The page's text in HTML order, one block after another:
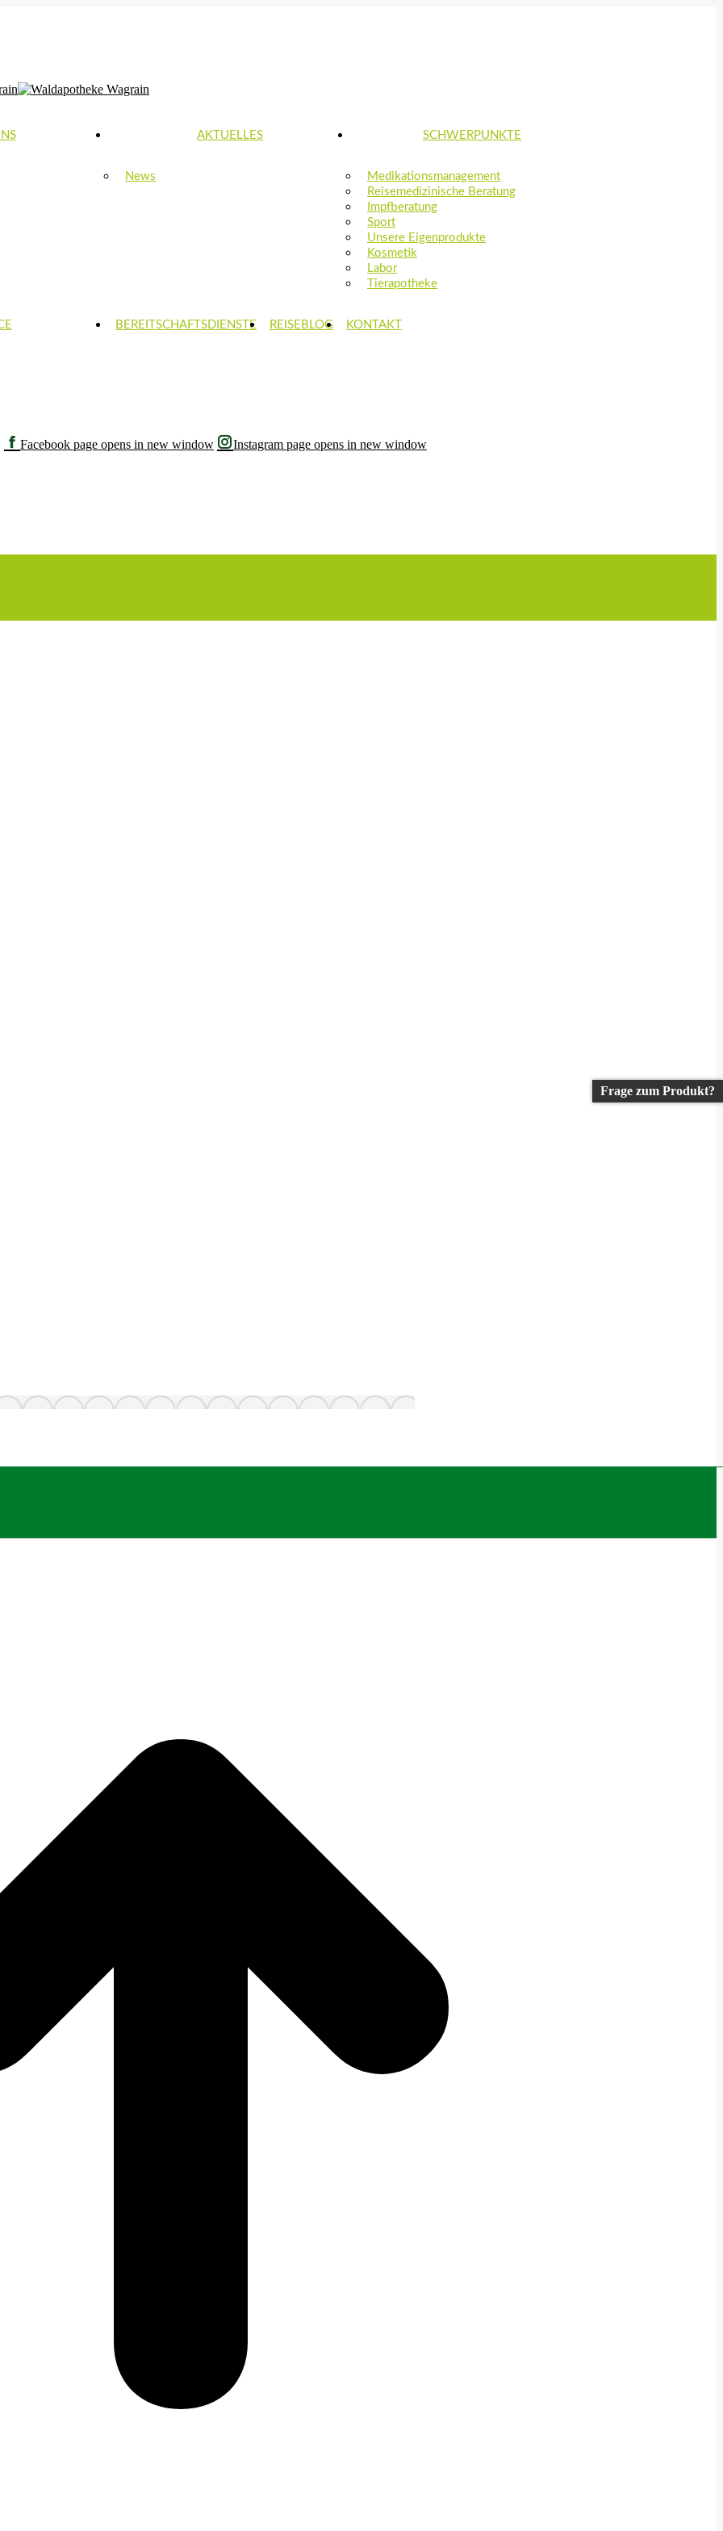
AKTUELLES
News
SCHWERPUNKTE
Medikationsmanagement
Reisemedizinische Beratung
Impfberatung
Sport
Unsere Eigenprodukte
Kosmetik
Labor
Tierapotheke
BEREITSCHAFTSDIENSTE REISEBLOG KONTAKT
Facebook page opens in new window Instagram page opens in new window
Frage zum Produkt?